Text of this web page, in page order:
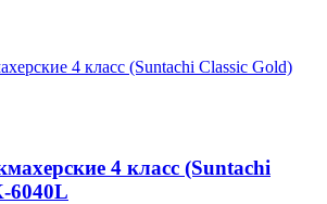
4 класс (Suntachi
6040L